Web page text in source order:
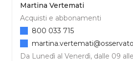
Martina Vertemati
Acquisti e abbonamenti
Da Lunedì al Venerdì, dalle 09
800 033 715